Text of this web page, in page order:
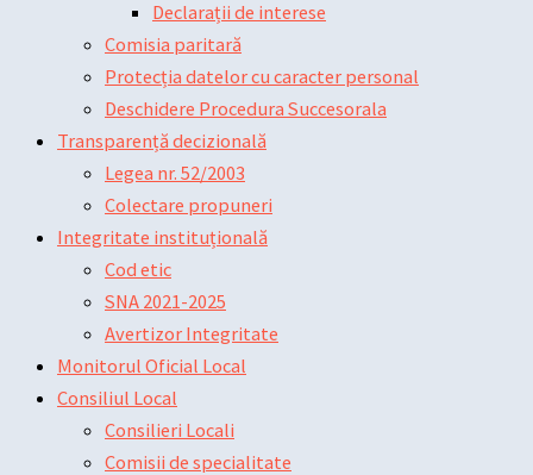
Declarații de interese
Comisia paritară
Protecția datelor cu caracter personal
Deschidere Procedura Succesorala
Transparență decizională
Legea nr. 52/2003
Colectare propuneri
Integritate instituțională
Cod etic
SNA 2021-2025
Avertizor Integritate
Monitorul Oficial Local
Consiliul Local
Consilieri Locali
Comisii de specialitate